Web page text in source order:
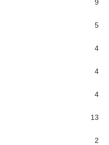
9
5
4
4
4
13
2